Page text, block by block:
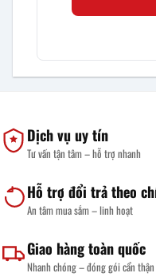
Dịch vụ uy tín
Tư vấn tận tâm – hỗ trợ nhanh
Hỗ trợ đổi trả theo
An tâm mua sắm – linh hoạt
Giao hàng toàn quốc
Nhanh chóng – đóng gói cẩn thận